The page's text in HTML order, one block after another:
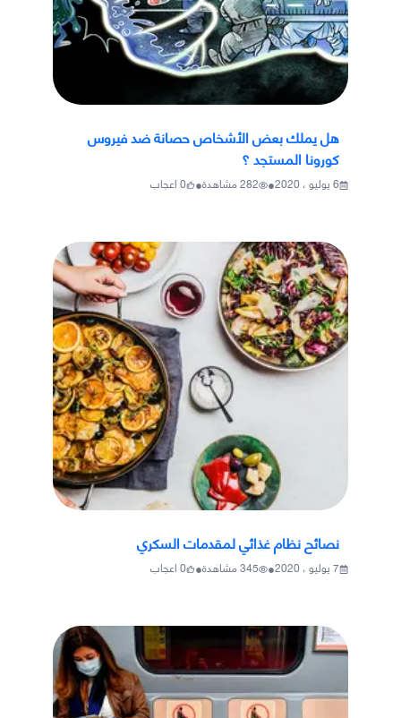
هل يملك بعض الأشخاص حصانة ضد فيروس
كورونا المستجد ؟
6 يوليو ، 2020 •
282مشاهدة•
0اعجاب
نصائح نظام غذائي لمقدمات السكري
7 يوليو ، 2020 •
345مشاهدة•
0اعجاب